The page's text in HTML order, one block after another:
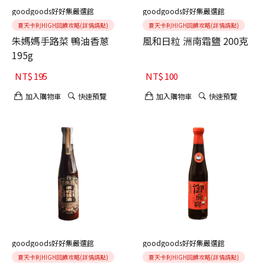
goodgoods好好集嚴選館
夏天卡利HIGH回饋攻略(詳情請點)
朱媽媽手路菜 鴨油香蔥
195g
NT$195
加入購物車 快速預覽
goodgoods好好集嚴選館
夏天卡利HIGH回饋攻略(詳情請點)
風和日粒 洲南霜鹽 200克
NT$100
加入購物車 快速預覽
goodgoods好好集嚴選館
夏天卡利HIGH回饋攻略(詳情請點)
goodgoods好好集嚴選館
夏天卡利HIGH回饋攻略(詳情請點)